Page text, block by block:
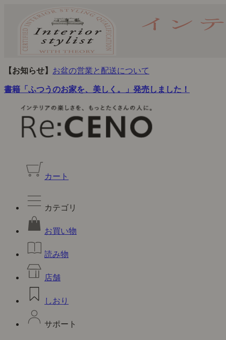
【お知らせ】 お盆の営業と配送について
書籍「ふつうのお家を、美しく。」発売しました！
カート
カテゴリ
お買い物
読み物
店舗
しおり
サポート